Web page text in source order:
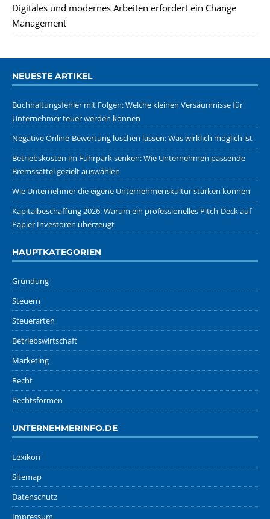
Digitales und modernes Arbeiten erfordert ein Change
Management
NEUESTE ARTIKEL
Buchhaltungsfehler mit Folgen: Welche kleinen Versäumnisse für
Unternehmer teuer werden können
Negative Online-Bewertung löschen lassen: Was wirklich möglich ist
Betriebskosten im Fuhrpark senken: Wie Unternehmen passende
Bremssättel gezielt auswählen
Wie Unternehmer die eigene Unternehmenskultur stärken können
Kapitalbeschaffung 2026: Warum ein professionelles Pitch-Deck auf
Papier Investoren überzeugt
HAUPTKATEGORIEN
Gründung
Steuern
Steuerarten
Betriebswirtschaft
Marketing
Recht
Rechtsformen
UNTERNEHMERINFO.DE
Lexikon
Sitemap
Datenschutz
Impressum